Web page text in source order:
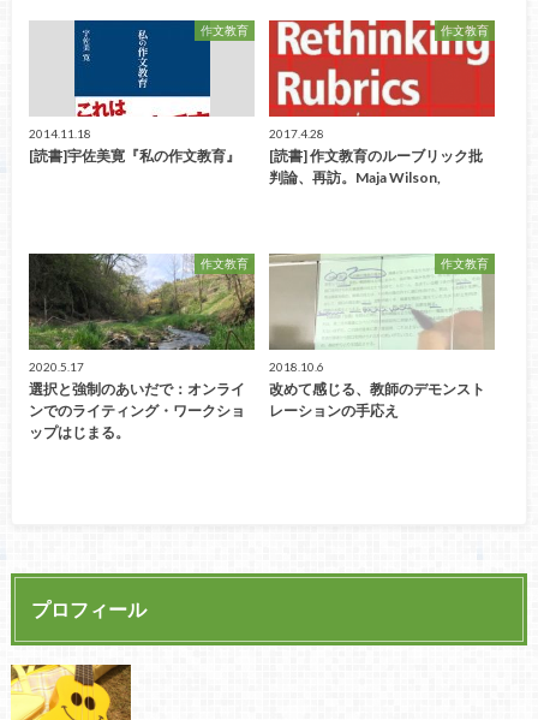
作文教育
2014.11.18
[読書]宇佐美寛『私の作文教育』
作文教育
2017.4.28
[読書] 作文教育のルーブリック批
判論、再訪。Maja Wilson,
作文教育
2020.5.17
選択と強制のあいだで：オンライ
ンでのライティング・ワークショ
ップはじまる。
作文教育
2018.10.6
改めて感じる、教師のデモンスト
レーションの手応え
プロフィール